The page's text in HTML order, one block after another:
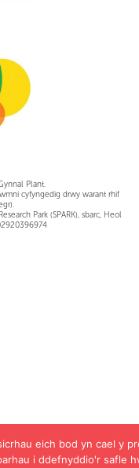
Plant.
cyfyngedig drwy warant rhif
Park (SPARK), sbarc, Heol
eich bod yn cael y
i ddefnyddio'r safle